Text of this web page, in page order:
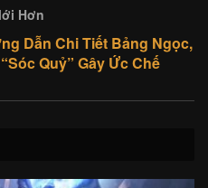
Hơn
Dẫn Chi Tiết Bảng Ngọc,
Quỷ” Gây Ức Chế